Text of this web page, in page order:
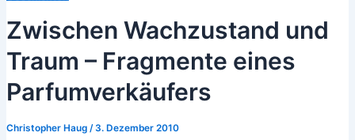
Zwischen Wachzustand und
Traum – Fragmente eines
Parfumverkäufers
Christopher Haug /3. Dezember 2010